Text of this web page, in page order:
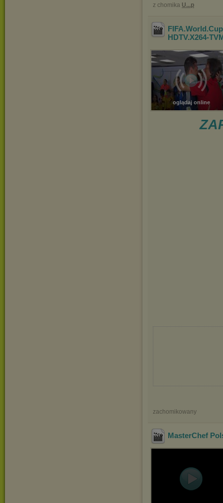
z chomika U...p
HDTV.X264-
oglądaj online
zachomikowany
MasterChef